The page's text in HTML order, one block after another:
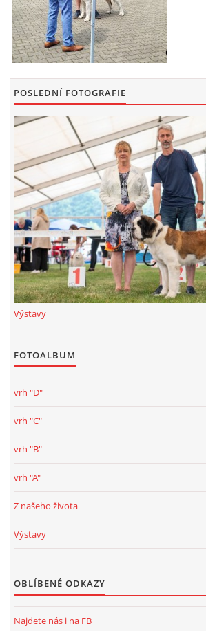
POSLEDNÍ FOTOGRAFIE
Výstavy
FOTOALBUM
vrh "D"
vrh "C"
vrh "B"
vrh "A"
Z našeho života
Výstavy
OBLÍBENÉ ODKAZY
Najdete nás i na FB